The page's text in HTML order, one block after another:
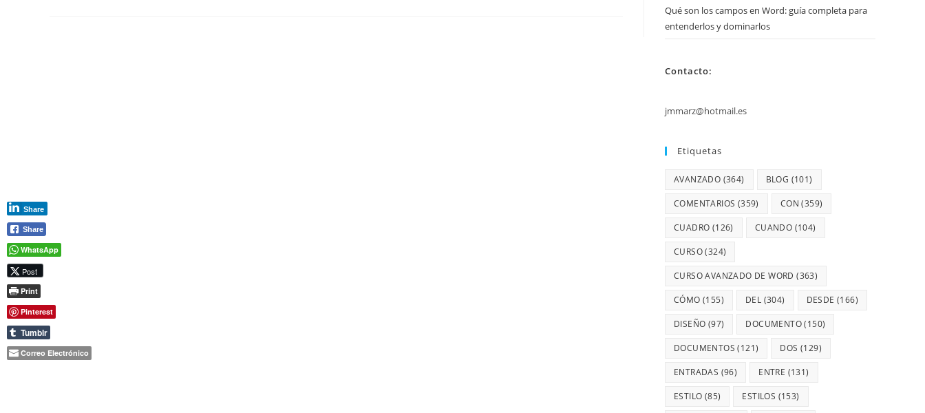
Qué son los campos en Word: guía completa para
entenderlos y dominarlos
Contacto:
jmmarz@hotmail.es
Etiquetas
AVANZADO (364) BLOG (101)
COMENTARIOS (359) CON (359)
CUADRO (126) CUANDO (104)
CURSO(324)
CURSO AVANZADO DE WORD (363)
CÓMO (155) DEL (304) DESDE (166)
DISEÑO (97) DOCUMENTO(150)
DOCUMENTOS (121) DOS (129)
ENTRADAS (96) ENTRE (131)
ESTILO (85) ESTILOS (153)
Share
Share
WhatsApp
Post
Print
Pinterest
Tumblr
Correo Electrónico